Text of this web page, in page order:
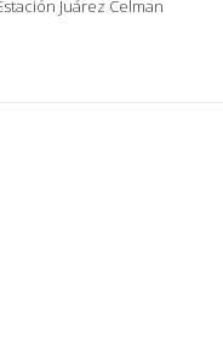
Juárez Celman